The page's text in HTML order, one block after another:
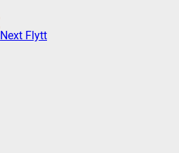
Next Flytt